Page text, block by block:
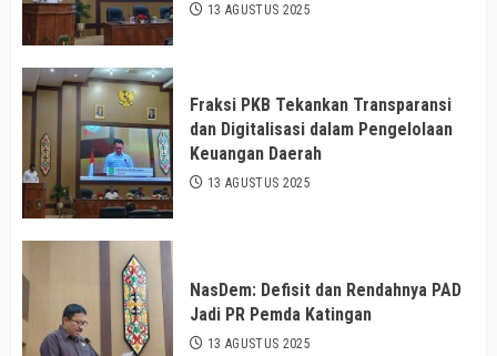
13 AGUSTUS 2025
Fraksi PKB Tekankan Transparansi
dan Digitalisasi dalam Pengelolaan
Keuangan Daerah
13 AGUSTUS 2025
NasDem: Defisit dan Rendahnya PAD
Jadi PR Pemda Katingan
13 AGUSTUS 2025